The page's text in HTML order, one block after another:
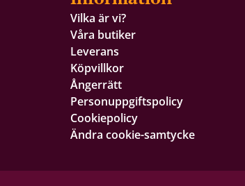
Vilka är vi?
Våra butiker
Leverans
Köpvillkor
Ångerrätt
Personuppgiftspolicy
Cookiepolicy
Ändra cookie-samtycke